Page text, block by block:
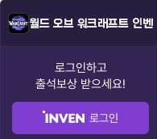
월드 오브 워크래프트 인벤
로그인하고
출석보상 받으세요!
로그인